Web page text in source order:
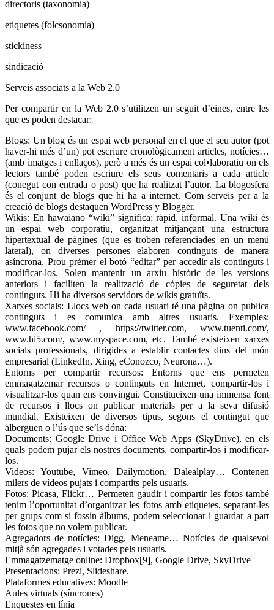
directoris (taxonomia)
etiquetes (folcsonomia)
stickiness
sindicació
Serveis associats a la Web 2.0
Per compartir en la Web 2.0 s’utilitzen un seguit d’eines, entre les
que es poden destacar:
Blogs: Un blog és un espai web personal en el que el seu autor (pot
haver-hi més d’un) pot escriure cronològicament articles, notícies…
(amb imatges i enllaços), però a més és un espai col•laboratiu on els
lectors també poden escriure els seus comentaris a cada article
(conegut con entrada o post) que ha realitzat l’autor. La blogosfera
és el conjunt de blogs que hi ha a internet. Com serveis per a la
creació de blogs destaquen WordPress y Blogger.
Wikis: En hawaiano “wiki” significa: ràpid, informal. Una wiki és
un espai web corporatiu, organitzat mitjançant una estructura
hipertextual de pàgines (que es troben referenciades en un menú
lateral), on diverses persones elaboren continguts de manera
asíncrona. Prou prémer el botó “editar” per accedir als continguts i
modificar-los. Solen mantenir un arxiu històric de les versions
anteriors i faciliten la realització de còpies de seguretat dels
continguts. Hi ha diversos servidors de wikis gratuïts.
Xarxes socials: Llocs web on cada usuari té una pàgina on publica
continguts i es comunica amb altres usuaris. Exemples:
www.facebook.com/ , https://twitter.com, www.tuenti.com/,
www.hi5.com/, www.myspace.com, etc. També existeixen xarxes
socials professionals, dirigides a establir contactes dins del món
empresarial (LinkedIn, Xing, eConozco, Neurona…).
Entorns per compartir recursos: Entorns que ens permeten
emmagatzemar recursos o continguts en Internet, compartir-los i
visualitzar-los quan ens convingui. Constitueixen una immensa font
de recursos i llocs on publicar materials per a la seva difusió
mundial. Existeixen de diversos tipus, segons el contingut que
alberguen o l’ús que se’ls dóna:
Documents: Google Drive i Office Web Apps (SkyDrive), en els
quals podem pujar els nostres documents, compartir-los i modificar-
los.
Videos: Youtube, Vimeo, Dailymotion, Dalealplay… Contenen
milers de vídeos pujats i compartits pels usuaris.
Fotos: Picasa, Flickr… Permeten gaudir i compartir les fotos també
tenim l’oportunitat d’organitzar les fotos amb etiquetes, separant-les
per grups com si fossin àlbums, podem seleccionar i guardar a part
les fotos que no volem publicar.
Agregadors de notícies: Digg, Meneame… Notícies de qualsevol
mitjà són agregades i votades pels usuaris.
Emmagatzematge online: Dropbox[9], Google Drive, SkyDrive
Presentacions: Prezi, Slideshare.
Plataformes educatives: Moodle
Aules virtuals (síncrones)
Enquestes en línia